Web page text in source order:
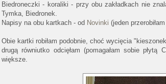
Biedroneczki - koraliki - przy obu zakładkach nie
Tymka, Biedronek.
Napisy na obu kartkach - od Novinki (jeden
Obie kartki robiłam podobnie, choć wycięcia
drugą równiutko odcięłam (pomagałam sobie
większe.